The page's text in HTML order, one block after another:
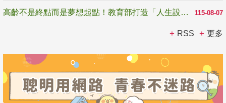
115-08-07
高齡不是終點而是夢想起點！教育部打造「人生設計夢工場」 參展第3屆高齡健康產業博覽會
RSS 更多